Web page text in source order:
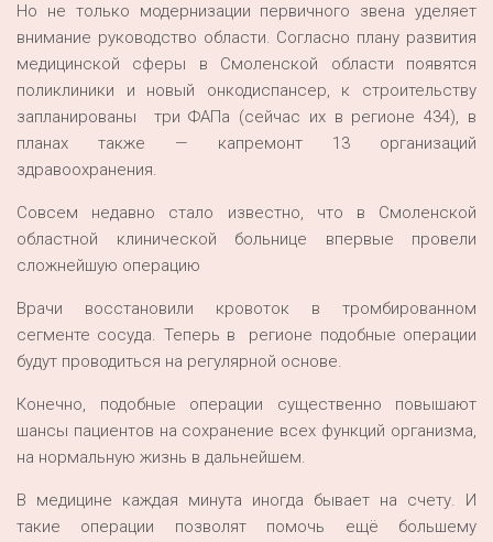
Но не только модернизации первичного звена уделяет
внимание руководство области. Согласно плану развития
медицинской сферы в Смоленской области появятся
поликлиники и новый онкодиспансер, к строительству
запланированы три ФАПа (сейчас их в регионе 434), в
планах также — капремонт 13 организаций
здравоохранения.
Совсем недавно стало известно, что в Смоленской
областной клинической больнице впервые провели
сложнейшую операцию
Врачи восстановили кровоток в тромбированном
сегменте сосуда. Теперь в регионе подобные операции
будут проводиться на регулярной основе.
Конечно, подобные операции существенно повышают
шансы пациентов на сохранение всех функций организма,
на нормальную жизнь в дальнейшем.
В медицине каждая минута иногда бывает на счету. И
такие операции позволят помочь ещё большему